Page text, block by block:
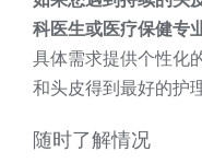
科医生或医疗保健专
具体需求提供个性化
和头皮得到最好的护理
随时了解情况